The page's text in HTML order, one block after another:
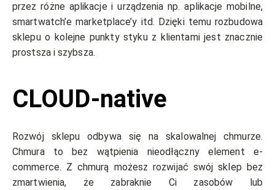
przez różne aplikacje i urządzenia np. aplikacje mobilne,
smartwatch’e marketplace’y itd. Dzięki temu rozbudowa
sklepu o kolejne punkty styku z klientami jest znacznie
prostsza i szybsza.
CLOUD-native
Rozwój sklepu odbywa się na skalowalnej chmurze.
Chmura to bez wątpienia nieodłączny element e-
commerce. Z chmurą możesz rozwijać swój sklep bez
zmartwienia, że zabraknie Ci zasobów lub